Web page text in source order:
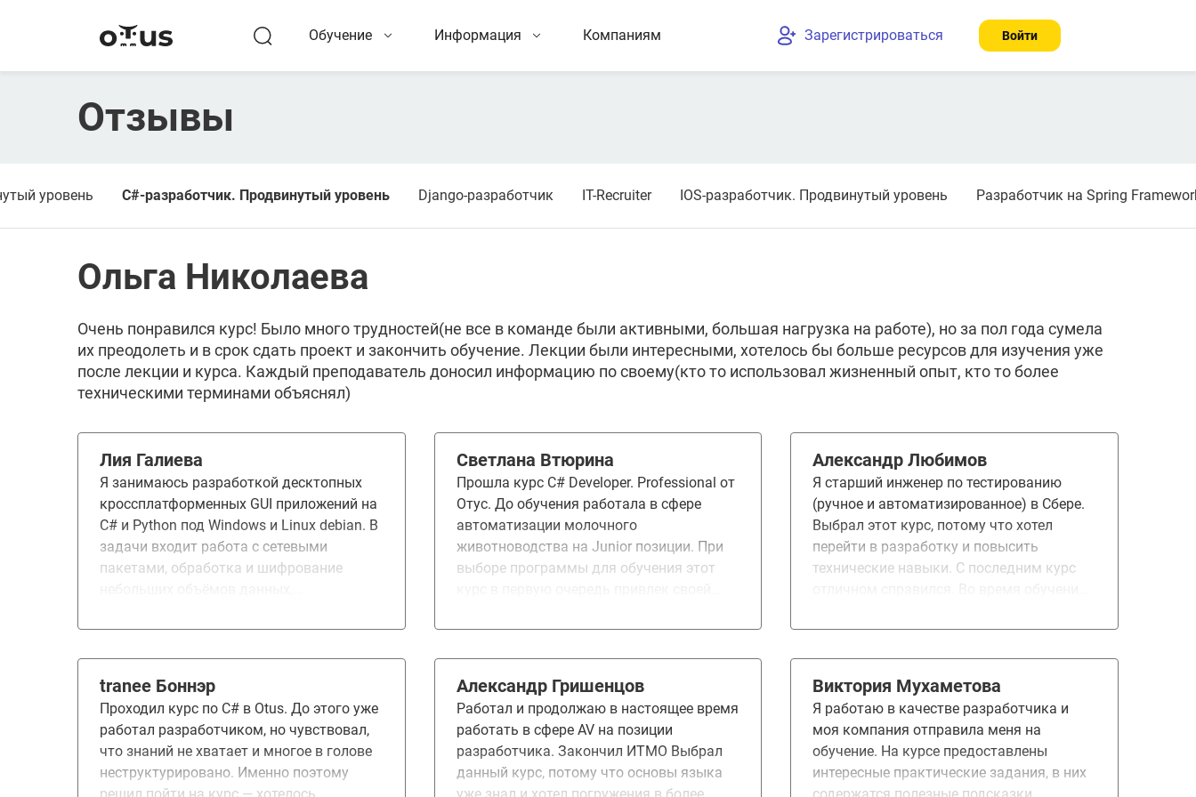
Обучение Информация Компаниям Зарегистрироваться Войти
Отзывы
уровень C#-разработчик. Продвинутый уровень Django-разработчик IT-Recruiter IOS-разработчик. Продвинутый уровень Разработчик на Spring
Ольга Николаева
Очень понравился курс! Было много трудностей(не все в команде были активными, большая нагрузка на работе), но за пол года сумела
их преодолеть и в срок сдать проект и закончить обучение. Лекции были интересными, хотелось бы больше ресурсов для изучения уже
после лекции и курса. Каждый преподаватель доносил информацию по своему(кто то использовал жизненный опыт, кто то более
техническими терминами объяснял)
Лия Галиева
Я занимаюсь разработкой десктопных
кроссплатформенных GUI приложений на
C# и Python под Windows и Linux debian. В
задачи входит работа с сетевыми
пакетами, обработка и шифрование
года. Образование техническое, но не
объём информации по C# и хорошо
структурирован. Для меня курс содержал
много новой информации, которая
актуальна и полезна, но в рамках моих
рабочих задач не пригождалась
Светлана Втюрина
Прошла курс C# Developer. Professional от
Отус. До обучения работала в сфере
автоматизации молочного
животноводства на Junior позиции. При
выборе программы для обучения этот
до разработки микросервисов. Сильно
преподавателей и студентов, а также
специализация с дипломом о
профессиональной переподготовке.
Процесс обучения был очень приятным.
Интересные, часто с интерактивами,
Александр Любимов
Я старший инженер по тестированию
(ручное и автоматизированное) в Сбере.
Выбрал этот курс, потому что хотел
перейти в разработку и повысить
технические навыки. С последним курс
итоговый проект - было интересно.
tranee Боннэр
Проходил курс по C# в Otus. До этого уже
работал разработчиком, но чувствовал,
что знаний не хватает и многое в голове
неструктурировано. Именно поэтому
Александр Гришенцов
Работал и продолжаю в настоящее время
работать в сфере AV на позиции
разработчика. Закончил ИТМО Выбрал
данный курс, потому что основы языка
Виктория Мухаметова
Я работаю в качестве разработчика и
моя компания отправила меня на
обучение. На курсе предоставлены
интересные практические задания, в них